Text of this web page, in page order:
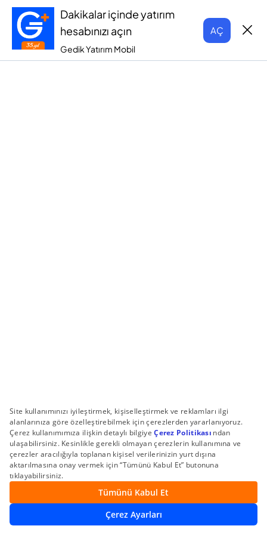
Dakikalar içinde yatırım
hesabınızı açın
Gedik Yatırım Mobil
AÇ